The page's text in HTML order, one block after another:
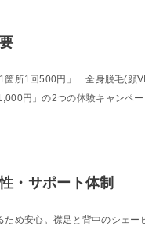
箇所1回500円」「全身脱毛(顔
円」の2つの体験キャンペ
・サポート体制
ため安心。襟足と背中のシェー